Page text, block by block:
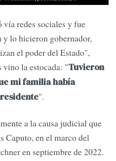
redes sociales y fue
y lo hicieron gobernador,
el poder del Estado",
la estocada: "Tuvieron
mi familia había
".
a la causa judicial que
Caputo, en el marco del
en septiembre de 2022.